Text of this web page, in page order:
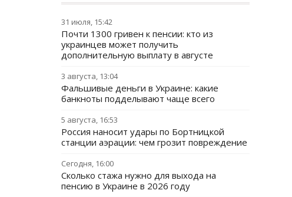
31 июля, 15:42
Почти 1300 гривен к пенсии: кто из
украинцев может получить
дополнительную выплату в августе
3 августа, 13:04
Фальшивые деньги в Украине: какие
банкноты подделывают чаще всего
5 августа, 16:53
Россия наносит удары по Бортницкой
станции аэрации: чем грозит повреждение
Сегодня, 16:00
Сколько стажа нужно для выхода на
пенсию в Украине в 2026 году